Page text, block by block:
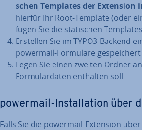
schen Templates der Extension
hierfür Ihr Root-Template (oder
fügen Sie die sta­ti­schen
Erstellen Sie im TYPO3-Backend
powermail-Formulare
Legen Sie einen zweiten Ordner
For­mu­lar­da­ten enthalten soll.
powermail-In­stal­la­ti­on über
Falls Sie die powermail-Extension